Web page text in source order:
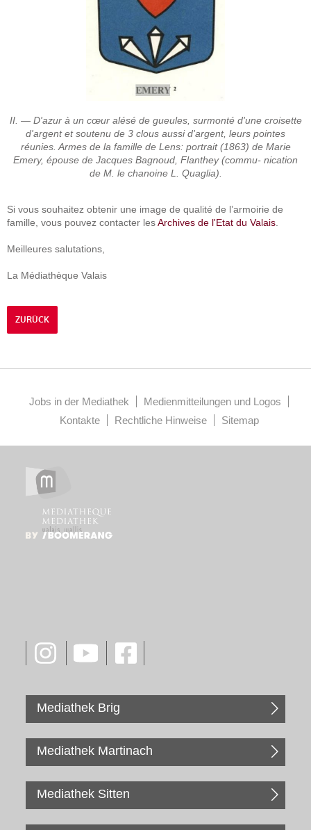
II. — D'azur à un cœur alésé de gueules, surmonté d'une croisette
d'argent et soutenu de 3 clous aussi d'argent, leurs pointes
réunies. Armes de la famille de Lens: portrait (1863) de Marie
Emery, épouse de Jacques Bagnoud, Flanthey (commu- nication
de M. le chanoine L. Quaglia).
Si vous souhaitez obtenir une image de qualité de l’armoirie de
famille, vous pouvez contacter lesArchives de l'Etat du Valais
Meilleures salutations,
La Médiathèque Valais
ZURÜCK
Jobs in der Mediathek
Medienmitteilungen und Logos
Kontakte
Rechtliche Hinweise Sitemap
Mediathek Brig
Mediathek Martinach
Mediathek Sitten